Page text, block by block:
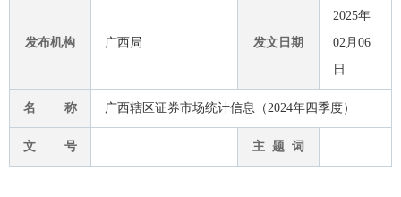
发布机构 广西局 发文日期
2025年
02月06
日
名 称 广西辖区证券市场统计信息（2024年四季度）
文 号 主 题 词